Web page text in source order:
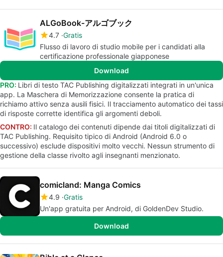
ALGoBook-アルゴブック
4.7 Gratis
Flusso di lavoro di studio mobile per i candidati alla
certificazione professionale giapponese
Download
PRO: Libri di testo TAC Publishing digitalizzati integrati in un'unica
app. La Maschera di Memorizzazione consente la pratica di
richiamo attivo senza ausili fisici. Il tracciamento automatico dei tassi
di risposte corrette identifica gli argomenti deboli.
CONTRO: Il catalogo dei contenuti dipende dai titoli digitalizzati di
TAC Publishing. Requisito tipico di Android (Android 6.0 o
successivo) esclude dispositivi molto vecchi. Nessun strumento di
gestione della classe rivolto agli insegnanti menzionato.
comicland: Manga Comics
4.9 Gratis
Un'app gratuita per Android, di GoldenDev Studio.
Download